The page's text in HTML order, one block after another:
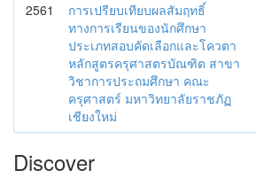
2561
การเปรียบเทียบผลสัมฤทธิ์
ทางการเรียนของนักศึกษา
ประเภทสอบคัดเลือกและโควตา
หลักสูตรครุศาสตรบัณฑิต สาขา
วิชาการประถมศึกษา คณะ
ครุศาสตร์ มหาวิทยาลัยราชภัฏ
เชียงใหม่
Discover